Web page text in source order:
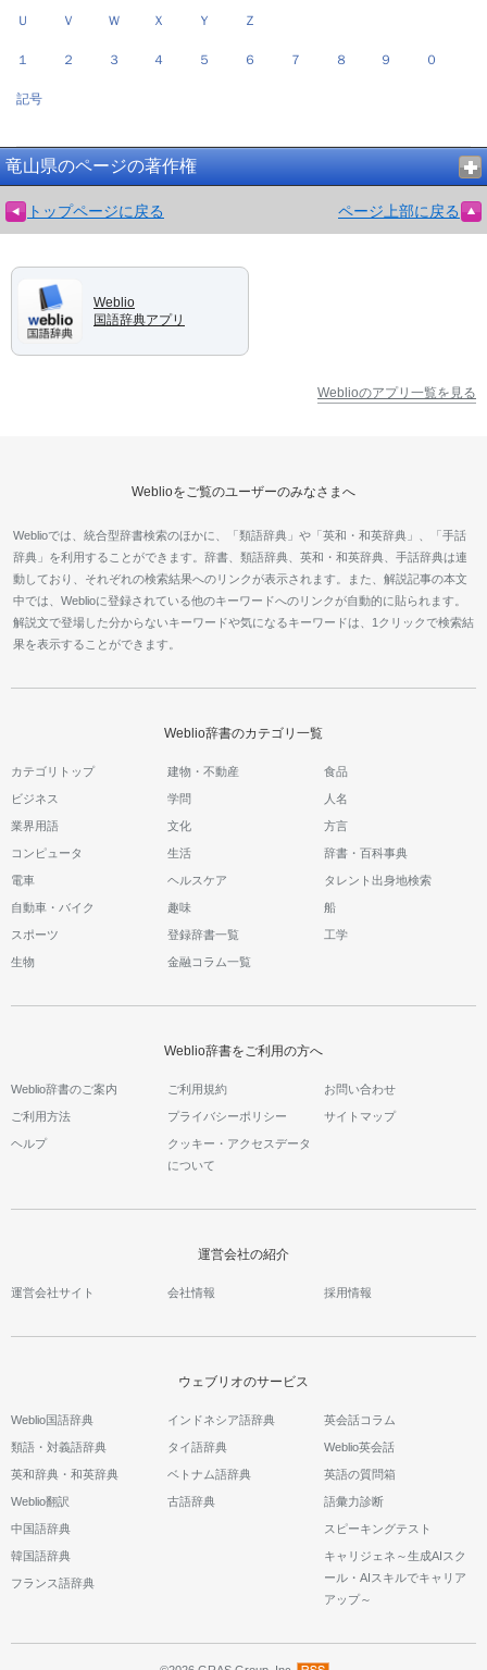
Ｕ Ｖ Ｗ Ｘ Ｙ Ｚ
１ ２ ３ ４ ５ ６ ７ ８ ９ ０
記号
竜山県のページの著作権
トップページに戻る ページ上部に戻る
Weblio
国語辞典アプリ
Weblioのアプリ一覧を見る
Weblioをご覧のユーザーのみなさまへ
Weblioでは、統合型辞書検索のほかに、「類語辞典」や「英和・和英辞典」、「手話
辞典」を利用することができます。辞書、類語辞典、英和・和英辞典、手話辞典は連
動しており、それぞれの検索結果へのリンクが表示されます。また、解説記事の本文
中では、Weblioに登録されている他のキーワードへのリンクが自動的に貼られます。
解説文で登場した分からないキーワードや気になるキーワードは、1クリックで検索結
果を表示することができます。
Weblio辞書のカテゴリ一覧
カテゴリトップ 建物・不動産 食品
ビジネス 学問 人名
業界用語 文化 方言
コンピュータ 生活 辞書・百科事典
電車 ヘルスケア タレント出身地検索
自動車・バイク 趣味 船
スポーツ 登録辞書一覧 工学
生物 金融コラム一覧
Weblio辞書をご利用の方へ
Weblio辞書のご案内 ご利用規約 お問い合わせ
ご利用方法 プライバシーポリシー サイトマップ
ヘルプ
クッキー・アクセスデータ
について
運営会社の紹介
運営会社サイト 会社情報 採用情報
ウェブリオのサービス
Weblio国語辞典
類語・対義語辞典
英和辞典・和英辞典
Weblio翻訳
中国語辞典
韓国語辞典
フランス語辞典
インドネシア語辞典
タイ語辞典
ベトナム語辞典
古語辞典
英会話コラム
Weblio英会話
英語の質問箱
語彙力診断
スピーキングテスト
キャリジェネ～生成AIスク
ール・AIスキルでキャリア
アップ～